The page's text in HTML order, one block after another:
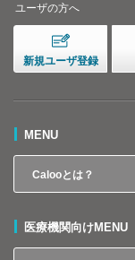
ユーザの方へ
新規ユーザ登録
MENU
Calooとは？
医療機関向けMENU